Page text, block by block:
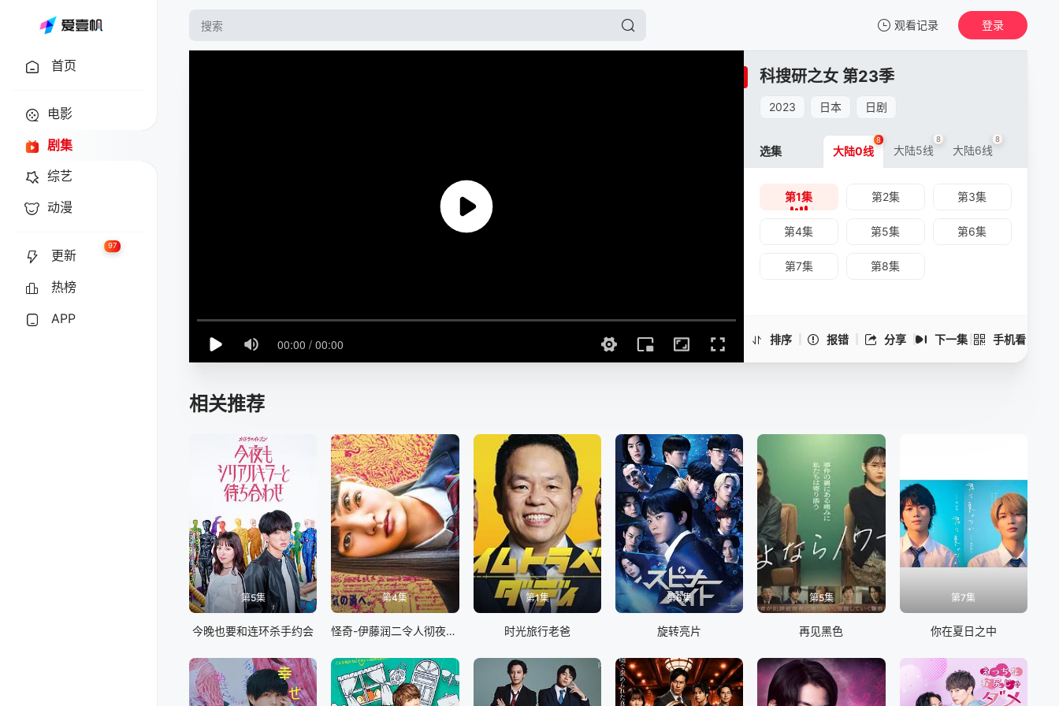
观看记录
我的观影记录
登录
首页
电影
剧集
综艺
动漫
更新
97
热榜
APP
科搜研之女 第23季
2023 日本 日剧
排序 报错 分享 下一集 手机看
科搜研之女 第23季 -第1集
手机扫一扫继续看
选集 大陆0线
8
大陆5线
8
大陆6线
8
第1集 第2集 第3集
第4集 第5集 第6集
第7集 第8集
相关推荐
第5集
今晚也要和连环杀手约会
第4集
怪奇-伊藤润二令人彻夜难眠的奇异故事
第1集
时光旅行老爸
第6集
旋转亮片
第5集
再见黑色
第7集
你在夏日之中